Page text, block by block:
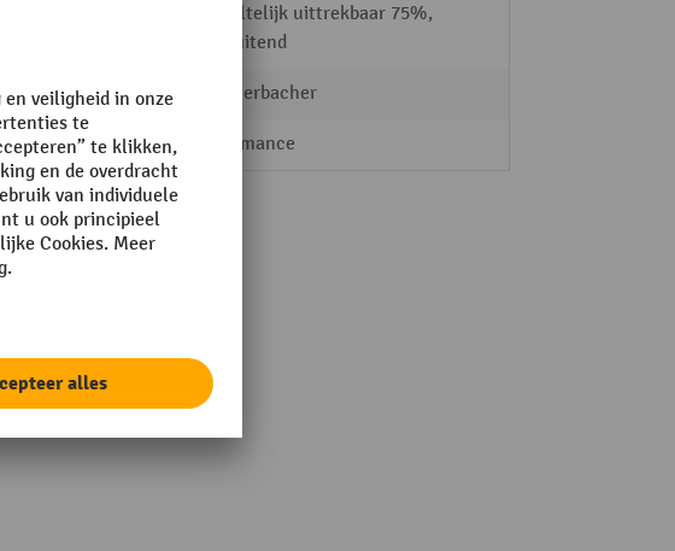
Gedeeltelijk uittrekbaar 75%,
zelfsluitend
Hammerbacher
Performance